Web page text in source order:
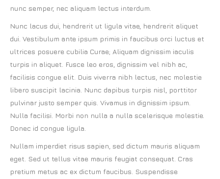
nunc semper, nec aliquam lectus interdum.
Nunc lacus dui, hendrerit ut ligula vitae, hendrerit aliquet
dui. Vestibulum ante ipsum primis in faucibus orci luctus et
ultrices posuere cubilia Curae; Aliquam dignissim iaculis
turpis in aliquet. Fusce leo eros, dignissim vel nibh ac,
facilisis congue elit. Duis viverra nibh lectus, nec molestie
libero suscipit lacinia. Nunc dapibus turpis nisl, porttitor
pulvinar justo semper quis. Vivamus in dignissim ipsum.
Nulla facilisi. Morbi non nulla a nulla scelerisque molestie.
Donec id congue ligula.
Nullam imperdiet risus sapien, sed dictum mauris aliquam
eget. Sed ut tellus vitae mauris feugiat consequat. Cras
pretium metus ac ex dictum faucibus. Suspendisse